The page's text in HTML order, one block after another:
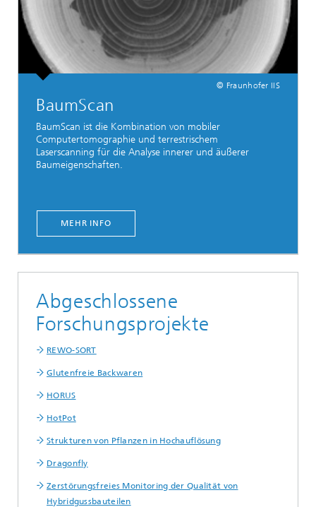
© Fraunhofer IIS
BaumScan
BaumScan ist die Kombination von mobiler
Computertomographie und terrestrischem
Laserscanning für die Analyse innerer und äußerer
Baumeigenschaften.
MEHR INFO
Abgeschlossene
Forschungsprojekte
REWO-SORT
Glutenfreie Backwaren
HORUS
HotPot
Strukturen von Pflanzen in Hochauflösung
Dragonfly
Zerstörungsfreies Monitoring der Qualität von
Hybridgussbauteilen